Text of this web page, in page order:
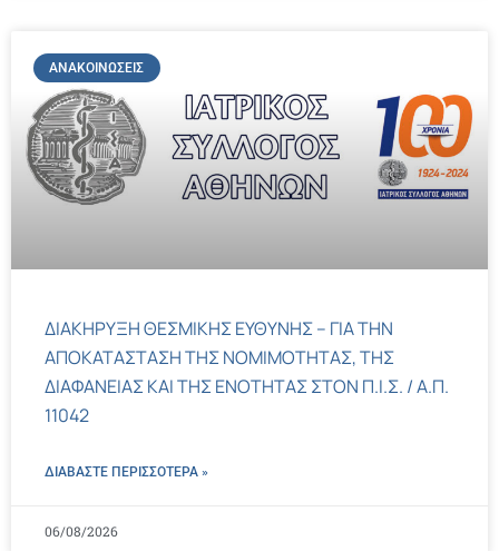
ΑΝΑΚΟΙΝΏΣΕΙΣ
ΔΙΑΚΗΡΥΞΗ ΘΕΣΜΙΚΗΣ ΕΥΘΥΝΗΣ – ΓΙΑ ΤΗΝ
ΑΠΟΚΑΤΑΣΤΑΣΗ ΤΗΣ ΝΟΜΙΜΟΤΗΤΑΣ, ΤΗΣ
ΔΙΑΦΑΝΕΙΑΣ ΚΑΙ ΤΗΣ ΕΝΟΤΗΤΑΣ ΣΤΟΝ Π.Ι.Σ. / Α.Π.
11042
ΔΙΑΒΑΣΤΕ ΠΕΡΙΣΣΌΤΕΡΑ »
06/08/2026